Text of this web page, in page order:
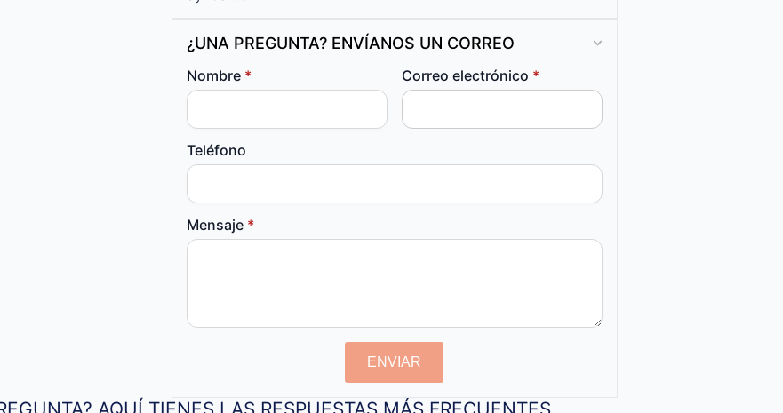
¿UNA PREGUNTA? ENVÍANOS UN CORREO
Nombre * Correo electrónico *
Teléfono
Mensaje *
ENVIAR